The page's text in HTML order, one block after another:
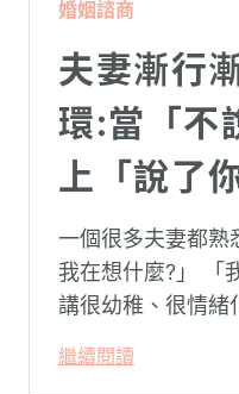
婚姻諮商
夫妻漸行
環:當「不
上「說了
一個很多夫妻都熟
我在想什麼?」 「
講很幼稚、很情緒
繼續閱讀